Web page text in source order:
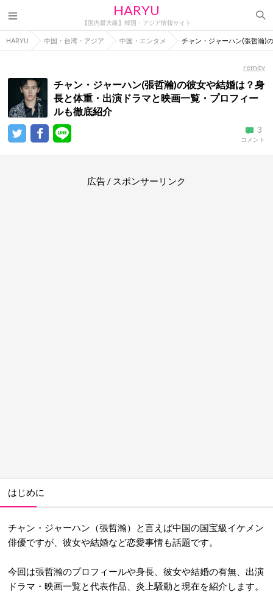
HARYU
【国内最大級】韓国・アジア情報サイト
HARYU 中国・台湾・アジア 中国・エンタメ チャン・ジャーハン(張哲瀚)
remity
チャン・ジャーハン(張哲瀚)の彼女や結婚は？身
長と体重・出演ドラマと映画一覧・プロフィー
ルも徹底紹介
3
コメント
広告 / スポンサーリンク
はじめに
チャン・ジャーハン（張哲瀚）と言えば中国の国宝級イケメン
俳優ですが、彼女や結婚など恋愛事情も話題です。
今回は張哲瀚のプロフィールや身長、彼女や結婚の有無、出演
ドラマ・映画一覧と代表作品、炎上騒動と現在を紹介します。